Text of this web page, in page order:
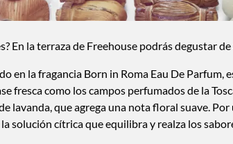
En la terraza de Freehouse podrás degustar
en la fragancia Born in Roma Eau De Parfum,
fresca como los campos perfumados de la
lavanda, que agrega una nota floral suave.
solución cítrica que equilibra y realza los